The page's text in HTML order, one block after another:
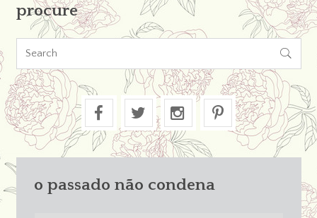
procure

o passado não condena